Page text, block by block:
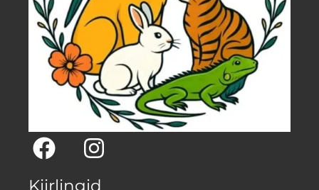
Kiirlingid